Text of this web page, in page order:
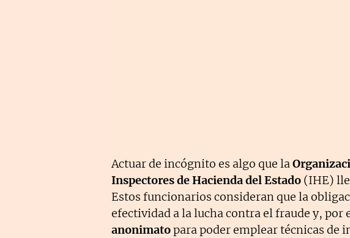
Actuar de incógnito es algo que la
Inspectores de Hacienda del Estado (IHE)
Estos funcionarios consideran que la
efectividad a la lucha contra el fraude y, por
anonimatopara poder emplear técnicas de